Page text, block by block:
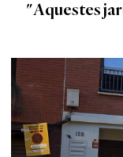
"Aquestes